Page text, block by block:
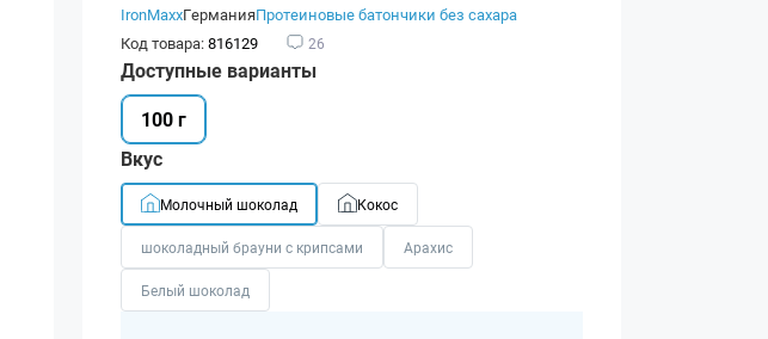
IronMaxxГерманияПротеиновые батончики без сахара
Код товара:816129 26
Доступные варианты
100 г
Вкус
Молочный шоколад Кокос
шоколадный брауни с крипсами Арахис
Белый шоколад